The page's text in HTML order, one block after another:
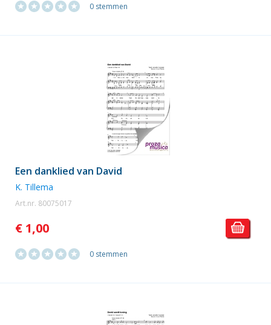
0 stemmen
Een danklied van David
K. Tillema
Art.nr. 80075017
€ 1,00
0 stemmen